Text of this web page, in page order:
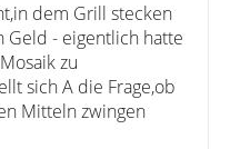
dem Grill stecken
Geld - eigentlich hatte
zu
sich A die Frage,ob
Mitteln zwingen